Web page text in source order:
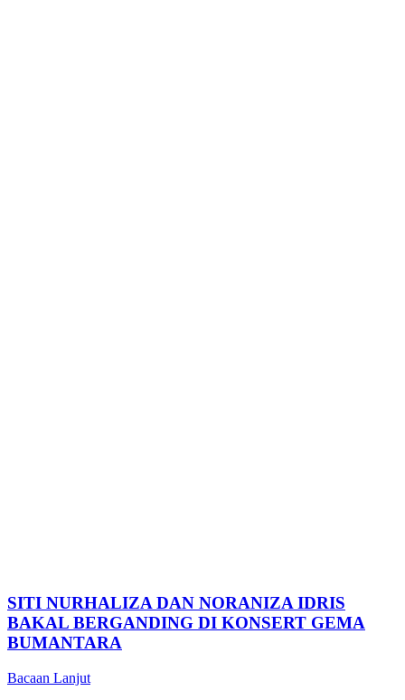
SITI NURHALIZA DAN NORANIZA IDRIS
BAKAL BERGANDING DI KONSERT GEMA
BUMANTARA
Bacaan Lanjut